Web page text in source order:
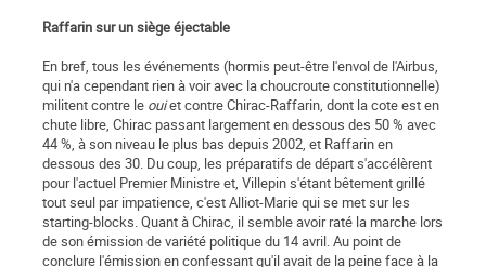
Raffarin sur un siège éjectable
En bref, tous les événements (hormis peut-être l'envol de l'Airbus,
qui n'a cependant rien à voir avec la choucroute constitutionnelle)
militent contre le ouiet contre Chirac-Raffarin, dont la cote est en
chute libre, Chirac passant largement en dessous des 50 % avec
44 %, à son niveau le plus bas depuis 2002, et Raffarin en
dessous des 30. Du coup, les préparatifs de départ s'accélèrent
pour l'actuel Premier Ministre et, Villepin s'étant bêtement grillé
tout seul par impatience, c'est Alliot-Marie qui se met sur les
starting-blocks. Quant à Chirac, il semble avoir raté la marche lors
de son émission de variété politique du 14 avril. Au point de
conclure l'émission en confessant qu'il avait de la peine face à la